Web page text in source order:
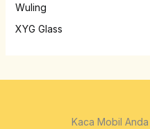
Wuling
XYG Glass
Kaca Mobil